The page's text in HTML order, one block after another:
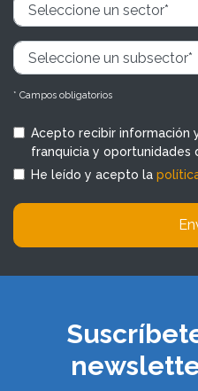
* Campos obligatorios
Acepto recibir información
franquicia y oportunidades
He leído y acepto la